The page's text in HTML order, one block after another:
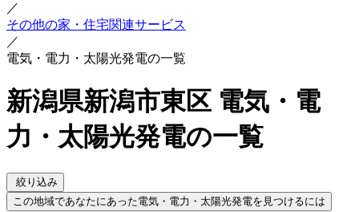
／
その他の家・住宅関連サービス
／
電気・電力・太陽光発電の一覧
新潟県新潟市東区 電気・電
力・太陽光発電の一覧
絞り込み
この地域であなたにあった電気・電力・太陽光発電を見つけるには